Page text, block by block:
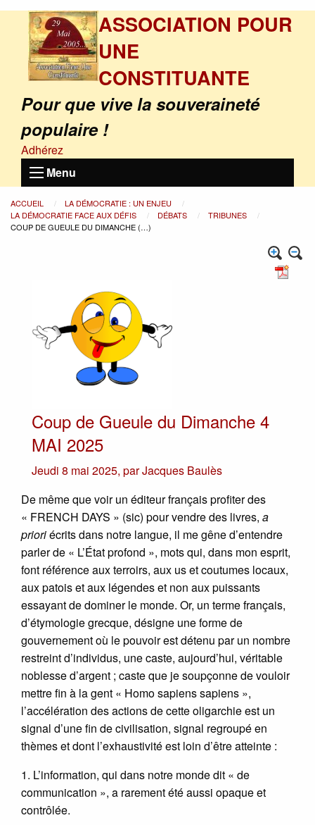
ASSOCIATION POUR
UNE
CONSTITUANTE
Pour que vive la souveraineté
populaire !
Adhérez
Menu
ACCUEIL
LA DÉMOCRATIE : UN ENJEU
LA DÉMOCRATIE FACE AUX DÉFIS
DÉBATS
TRIBUNES
COUP DE GUEULE DU DIMANCHE (…)
Coup de Gueule du Dimanche 4
MAI 2025
Jeudi 8 mai 2025, parJacques Baulès
De même que voir un éditeur français profiter des
« FRENCH DAYS » (sic) pour vendre des livres, a
prioriécrits dans notre langue, il me gêne d’entendre
parler de « L’État profond », mots qui, dans mon esprit,
font référence aux terroirs, aux us et coutumes locaux,
aux patois et aux légendes et non aux puissants
essayant de dominer le monde. Or, un terme français,
d’étymologie grecque, désigne une forme de
gouvernement où le pouvoir est détenu par un nombre
restreint d’individus, une caste, aujourd’hui, véritable
noblesse d’argent ; caste que je soupçonne de vouloir
mettre fin à la gent « Homo sapiens sapiens »,
l’accélération des actions de cette oligarchie est un
signal d’une fin de civilisation, signal regroupé en
thèmes et dont l’exhaustivité est loin d’être atteinte :
1. L’information, qui dans notre monde dit « de
communication », a rarement été aussi opaque et
contrôlée.